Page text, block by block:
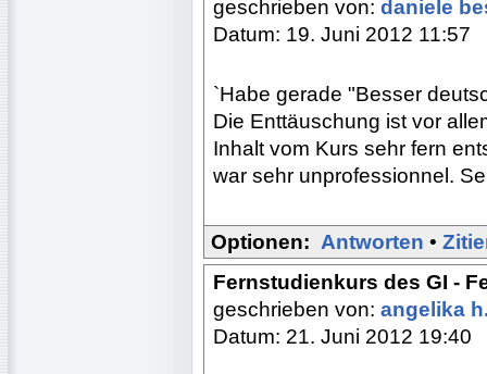
geschrieben von: daniele
Datum: 19. Juni 2012 11:57
`Habe gerade "Besser
Die Enttäuschung ist vor
Inhalt vom Kurs sehr fern
war sehr unprofessionnel.
Optionen: Antworten •
Fernstudienkurs des GI -
geschrieben von: angelika
Datum: 21. Juni 2012 19:40